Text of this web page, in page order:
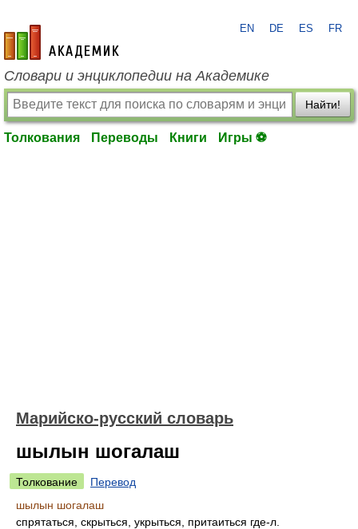
academic.ru
EN DE ES FR
Словари и энциклопедии на Академике
Найти!
Толкования Переводы Книги Игры ⚽
Марийско-русский словарь
шылын шогалаш
Толкование
Перевод
шылын шогалаш
спрятаться, скрыться, укрыться, притаиться где-л.